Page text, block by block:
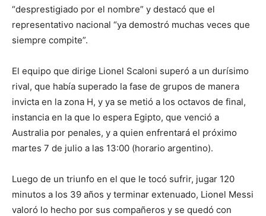
“desprestigiado por el nombre” y destacó que el
representativo nacional “ya demostró muchas veces que
siempre compite”.
El equipo que dirige Lionel Scaloni superó a un durísimo
rival, que había superado la fase de grupos de manera
invicta en la zona H, y ya se metió a los octavos de final,
instancia en la que lo espera Egipto, que venció a
Australia por penales, y a quien enfrentará el próximo
martes 7 de julio a las 13:00 (horario argentino).
Luego de un triunfo en el que le tocó sufrir, jugar 120
minutos a los 39 años y terminar extenuado, Lionel Messi
valoró lo hecho por sus compañeros y se quedó con